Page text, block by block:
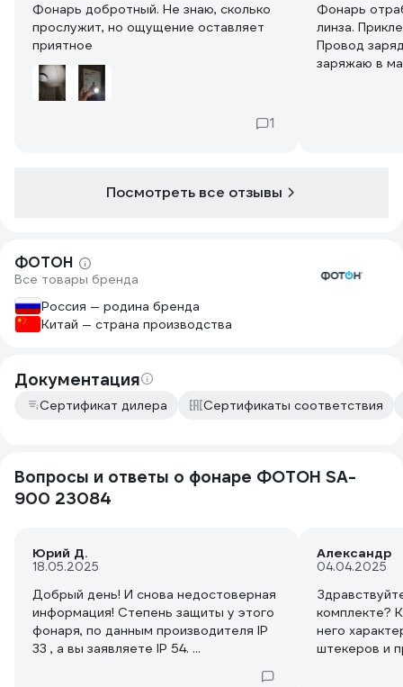
Фонарь добротный. Не знаю, сколько
прослужит, но ощущение оставляет
приятное
1
Фонарь
линза.
Провод
заряжаю в
Посмотреть все отзывы
ФОТОН
Все товары бренда
Россия — родина бренда
Китай — страна производства
Документация
Сертификат дилера Сертификаты соответствия
Вопросы и ответы о фонаре ФОТОН SA-
900 23084
Юрий Д.
18.05.2025
Добрый день! И снова недостоверная
информация! Степень защиты у этого
фонаря, по данным производителя IP
33 , а вы заявляете IP 54. ...
Александр
04.04.2025
комплекте?
него
штекеров и